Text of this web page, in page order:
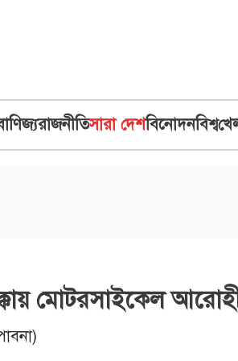
রাজনীতিসারা দেশবিনোদনবিশ্ব
মোটরসাইকেল